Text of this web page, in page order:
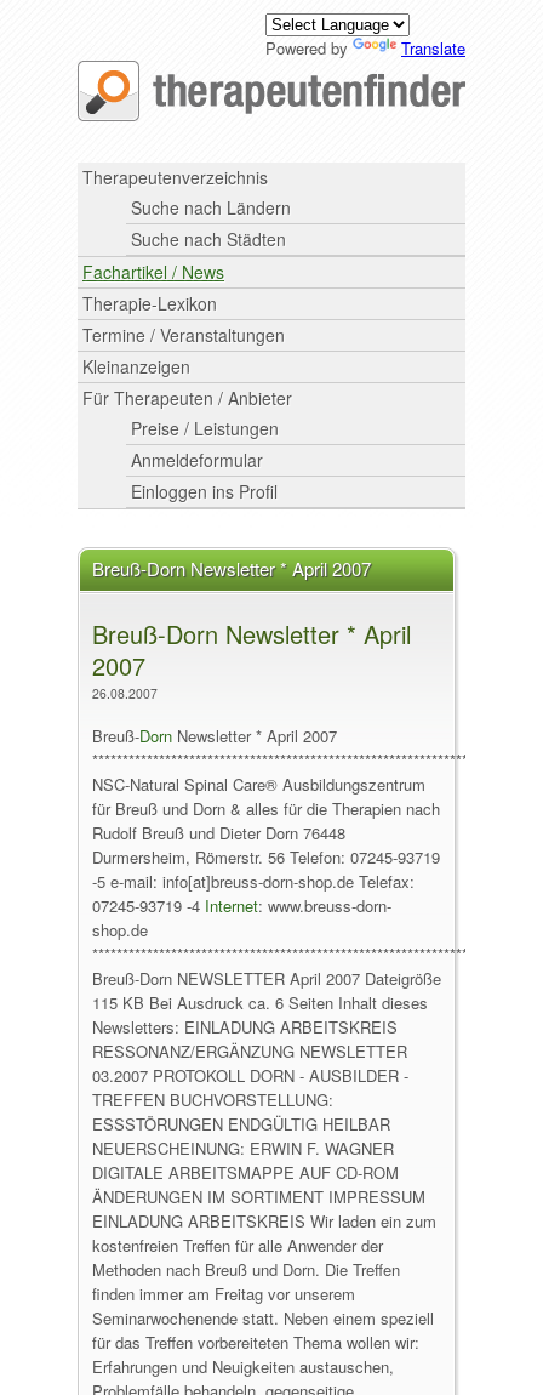
Powered by Translate
Therapeutenverzeichnis
Suche nach Ländern
Suche nach Städten
Fachartikel / News
Therapie-Lexikon
Termine / Veranstaltungen
Kleinanzeigen
Für Therapeuten / Anbieter
Preise / Leistungen
Anmeldeformular
Einloggen ins Profil
Breuß-Dorn Newsletter * April 2007
Breuß-Dorn Newsletter * April
2007
26.08.2007
Breuß-Dorn Newsletter * April 2007
*******************************************************************
NSC-Natural Spinal Care® Ausbildungszentrum
für Breuß und Dorn & alles für die Therapien nach
Rudolf Breuß und Dieter Dorn 76448
Durmersheim, Römerstr. 56 Telefon: 07245-93719
-5 e-mail: info[at]breuss-dorn-shop.de Telefax:
07245-93719 -4 Internet: www.breuss-dorn-
shop.de
********************************************************************
Breuß-Dorn NEWSLETTER April 2007 Dateigröße
115 KB Bei Ausdruck ca. 6 Seiten Inhalt dieses
Newsletters: EINLADUNG ARBEITSKREIS
RESSONANZ/ERGÄNZUNG NEWSLETTER
03.2007 PROTOKOLL DORN - AUSBILDER -
TREFFEN BUCHVORSTELLUNG:
ESSSTÖRUNGEN ENDGÜLTIG HEILBAR
NEUERSCHEINUNG: ERWIN F. WAGNER
DIGITALE ARBEITSMAPPE AUF CD-ROM
ÄNDERUNGEN IM SORTIMENT IMPRESSUM
EINLADUNG ARBEITSKREIS Wir laden ein zum
kostenfreien Treffen für alle Anwender der
Methoden nach Breuß und Dorn. Die Treffen
finden immer am Freitag vor unserem
Seminarwochenende statt. Neben einem speziell
für das Treffen vorbereiteten Thema wollen wir:
Erfahrungen und Neuigkeiten austauschen,